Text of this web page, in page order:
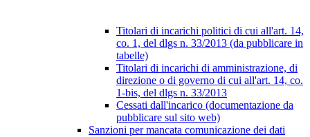
Titolari di incarichi politici di cui all'art. 14,
co. 1, del dlgs n. 33/2013 (da pubblicare in
tabelle)
Titolari di incarichi di amministrazione, di
direzione o di governo di cui all'art. 14, co.
1-bis, del dlgs n. 33/2013
Cessati dall'incarico (documentazione da
pubblicare sul sito web)
Sanzioni per mancata comunicazione dei dati